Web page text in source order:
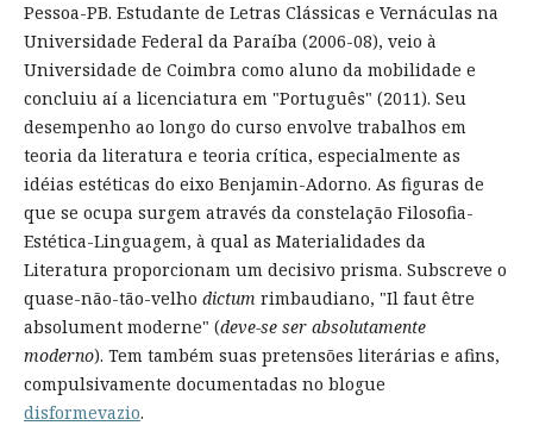
Pessoa-PB. Estudante de Letras Clássicas e Vernáculas na
Universidade Federal da Paraíba (2006-08), veio à
Universidade de Coimbra como aluno da mobilidade e
concluiu aí a licenciatura em "Português" (2011). Seu
desempenho ao longo do curso envolve trabalhos em
teoria da literatura e teoria crítica, especialmente as
idéias estéticas do eixo Benjamin-Adorno. As figuras de
que se ocupa surgem através da constelação Filosofia-
Estética-Linguagem, à qual as Materialidades da
Literatura proporcionam um decisivo prisma. Subscreve o
quase-não-tão-velho dictum rimbaudiano, "Il faut être
absolument moderne" (deve-se ser absolutamente
moderno). Tem também suas pretensões literárias e afins,
compulsivamente documentadas no blogue
disformevazio.